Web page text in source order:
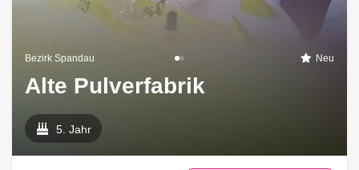
Bezirk Spandau Neu
Alte Pulverfabrik
5. Jahr